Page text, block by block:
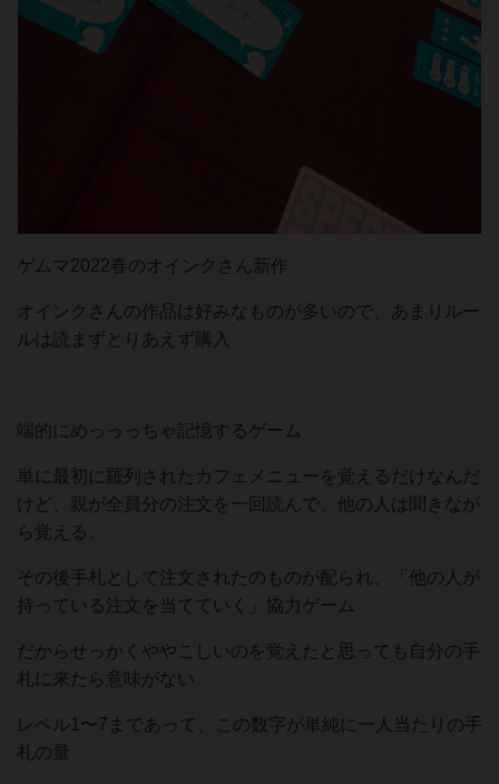
ゲムマ2022春のオインクさん新作
オインクさんの作品は好みなものが多いので、あまりルー
ルは読まずとりあえず購入
端的にめっっっちゃ記憶するゲーム
単に最初に羅列されたカフェメニューを覚えるだけなんだ
けど、親が全員分の注文を一回読んで、他の人は聞きなが
ら覚える。
その後手札として注文されたのものが配られ、「他の人が
持っている注文を当てていく」協力ゲーム
だからせっかくややこしいのを覚えたと思っても自分の手
札に来たら意味がない
レベル1〜7まであって、この数字が単純に一人当たりの手
札の量